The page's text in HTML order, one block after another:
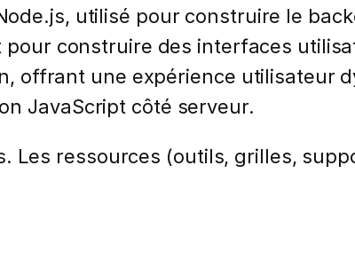
utilisé pour construire le
construire des interfaces
offrant une expérience utilisateur
JavaScript côté serveur.
Les ressources (outils, grilles,